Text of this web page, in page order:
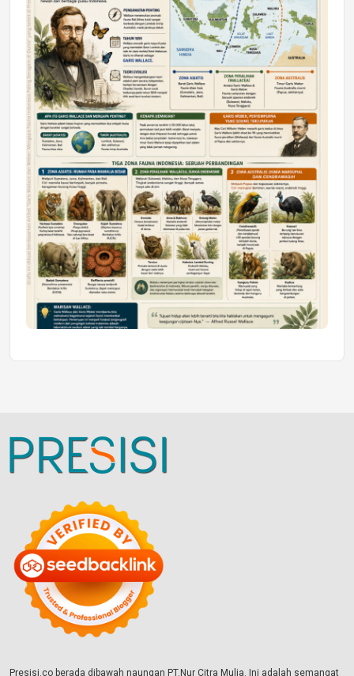
Astra Motor Kalimantan Timur 2 Dukung
Mahasiswa Samarinda dalam Astra
Honda SDGs Future Leaders 2026
Jumat, 10 Jul 2026 19:01
Presisi.co berada dibawah naungan PT.Nur Citra Mulia. Ini adalah semangat